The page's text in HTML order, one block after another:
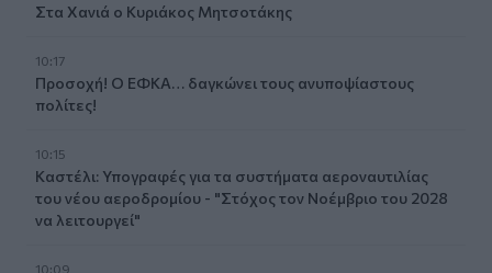
Στα Χανιά ο Κυριάκος Μητσοτάκης
10:17
Προσοχή! Ο ΕΦΚΑ… δαγκώνει τους ανυποψίαστους
πολίτες!
10:15
Καστέλι: Υπογραφές για τα συστήματα αεροναυτιλίας
του νέου αεροδρομίου - "Στόχος τον Νοέμβριο του 2028
να λειτουργεί"
10:09